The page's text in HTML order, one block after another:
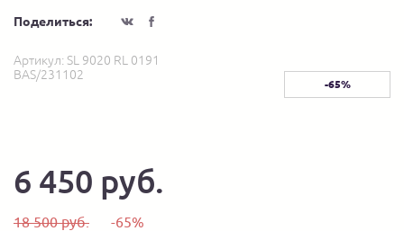
Поделиться:
Артикул: SL 9020 RL 0191
BAS/231102
-65%
6 450 руб.
18 500 руб. -65%